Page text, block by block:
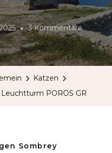
3 KommentareZu
2025-
04
Katzen
POROS GR
Sombrey